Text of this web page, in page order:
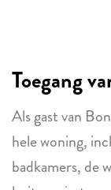
Toegang
Als gast van
hele woning,
badkamers, de